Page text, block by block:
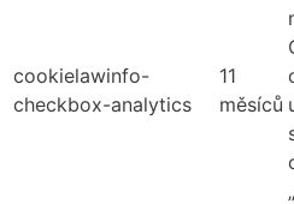
cookielawinfo-
checkbox-analytics
11
měsíců